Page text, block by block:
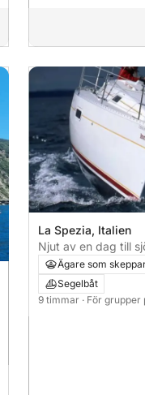
La Spezia, Italien
Njut av en dag till
segelbåt
Ägare som
Segelbåt
9 timmar · För